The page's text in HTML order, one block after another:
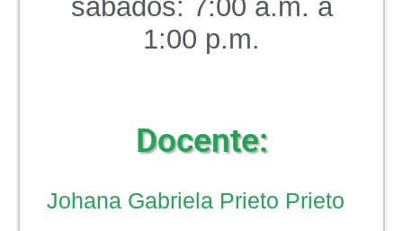
sábados: 7:00 a.m. a
1:00 p.m.
Docente:
Johana Gabriela Prieto Prieto